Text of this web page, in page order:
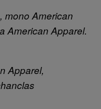
mono American
American Apparel.
Apparel,